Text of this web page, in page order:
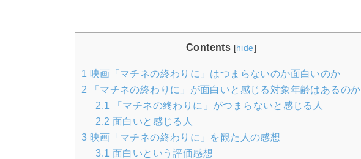
Contents [hide]
1 映画「マチネの終わりに」はつまらないのか面白いのか
2 「マチネの終わりに」が面白いと感じる対象年齢はあるのか
2.1 「マチネの終わりに」がつまらないと感じる人
2.2 面白いと感じる人
3 映画「マチネの終わりに」を観た人の感想
3.1 面白いという評価感想